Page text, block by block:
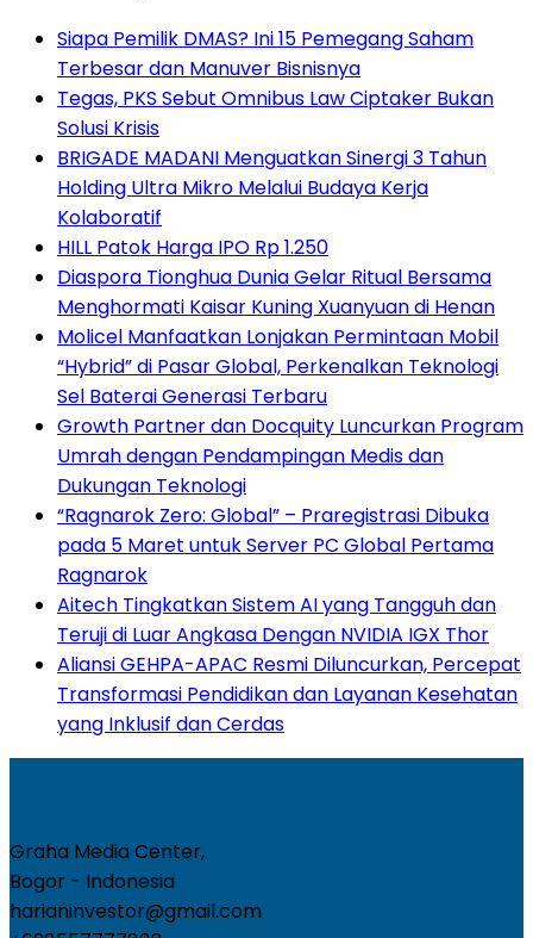
Siapa Pemilik DMAS? Ini 15 Pemegang Saham
Terbesar dan Manuver Bisnisnya
Tegas, PKS Sebut Omnibus Law Ciptaker Bukan
Solusi Krisis
BRIGADE MADANI Menguatkan Sinergi 3 Tahun
Holding Ultra Mikro Melalui Budaya Kerja
Kolaboratif
HILL Patok Harga IPO Rp 1.250
Diaspora Tionghua Dunia Gelar Ritual Bersama
Menghormati Kaisar Kuning Xuanyuan di Henan
Molicel Manfaatkan Lonjakan Permintaan Mobil
“Hybrid” di Pasar Global, Perkenalkan Teknologi
Sel Baterai Generasi Terbaru
Growth Partner dan Docquity Luncurkan Program
Umrah dengan Pendampingan Medis dan
Dukungan Teknologi
“Ragnarok Zero: Global” – Praregistrasi Dibuka
pada 5 Maret untuk Server PC Global Pertama
Ragnarok
Aitech Tingkatkan Sistem AI yang Tangguh dan
Teruji di Luar Angkasa Dengan NVIDIA IGX Thor
Aliansi GEHPA-APAC Resmi Diluncurkan, Percepat
Transformasi Pendidikan dan Layanan Kesehatan
yang Inklusif dan Cerdas
Graha Media Center,
Bogor - Indonesia
harianinvestor@gmail.com